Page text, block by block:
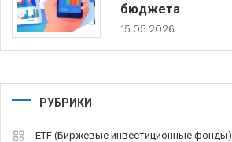
бюджета
15.05.2026
РУБРИКИ
ETF (Биржевые инвестиционные фонды)